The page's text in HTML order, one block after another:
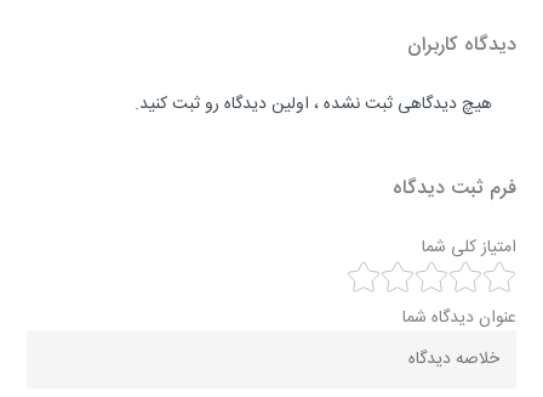
دیدگاه کاربران
هیچ دیدگاهی ثبت نشده ، اولین دیدگاه رو ثبت کنید.
فرم ثبت دیدگاه
امتیاز کلی شما
عنوان دیدگاه شما